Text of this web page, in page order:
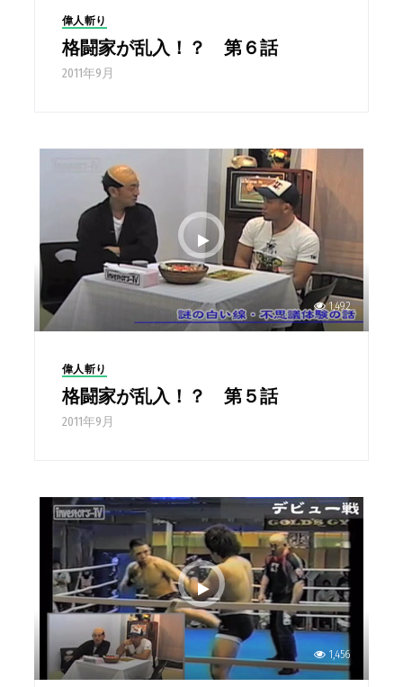
偉人斬り
格闘家が乱入！？ 第６話
2011年9月
1,492
偉人斬り
格闘家が乱入！？ 第５話
2011年9月
1,456